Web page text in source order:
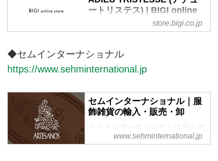
ートリステス) | BIGI online
store - ビギ オンラインスト
ア
サイト・ADIEU TRISTESSE（ア
デュートリステス）のTOPページ
はの豊富な品揃え。
store.bigi.co.jp
◆セムインターナショナル
https://www.sehminternational.jp
セムインターナショナル｜服
飾雑貨の輸入・販売・卸
セムインターナショナルはヨーロ
ッパ、アメリカの服飾及び服雑貨
www.sehminternational.jp